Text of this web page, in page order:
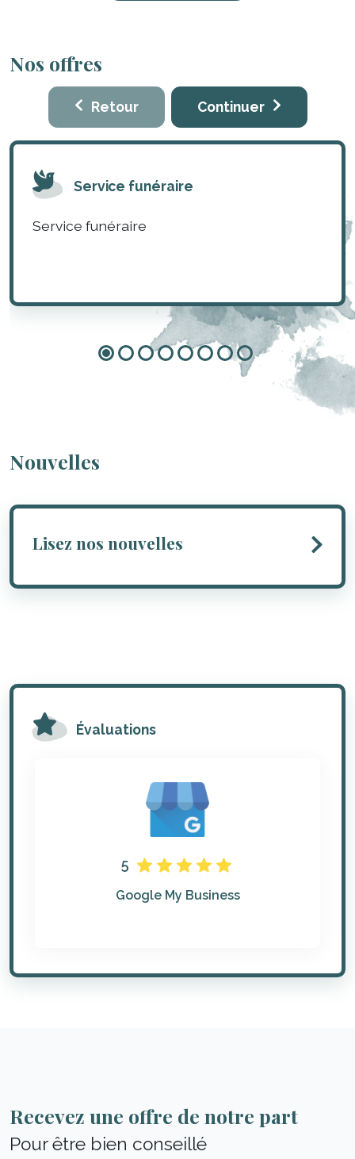
Nos offres
Retour Continuer
Service funéraire
Service funéraire
Nouvelles
Lisez nos nouvelles
Évaluations
5
Google My Business
Recevez une offre de notre part
Pour être bien conseillé